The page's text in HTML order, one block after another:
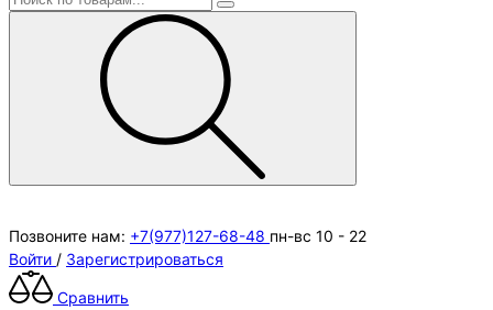
Позвоните нам: +7(977)127-68-48 пн-вс 10 - 22
Войти / Зарегистрироваться
Сравнить